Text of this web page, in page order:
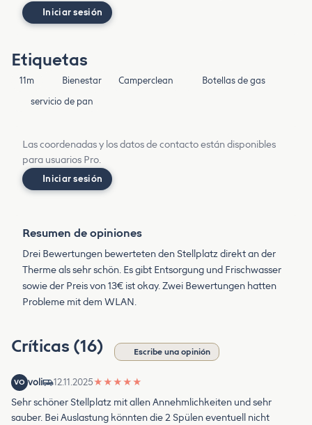
Iniciar sesión
Etiquetas
11m Bienestar Camperclean
Botellas de gas
servicio de pan
Las coordenadas y los datos de contacto están disponibles
para usuarios Pro.
Iniciar sesión
Resumen de opiniones
Drei Bewertungen bewerteten den Stellplatz direkt an der
Therme als sehr schön. Es gibt Entsorgung und Frischwasser
sowie der Preis von 13€ ist okay. Zwei Bewertungen hatten
Probleme mit dem WLAN.
Críticas (16) Escribe una opinión
VO voli 12.11.2025★ ★ ★ ★ ★
Sehr schöner Stellplatz mit allen Annehmlichkeiten und sehr
sauber. Bei Auslastung könnten die 2 Spülen eventuell nicht